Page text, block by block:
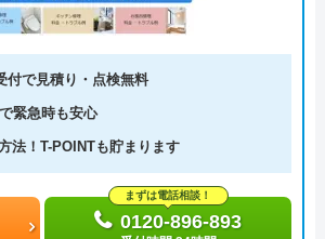
付で見積り・点検無料
緊急時も安心
法！T-POINTも貯まります
まずは電話相談！
0120-896-893